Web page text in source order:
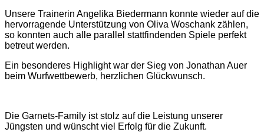
Unsere Trainerin Angelika Biedermann konnte wieder auf die
hervorragende Unterstützung von Oliva Woschank zählen,
so konnten auch alle parallel stattfindenden Spiele perfekt
betreut werden.
Ein besonderes Highlight war der Sieg von Jonathan Auer
beim Wurfwettbewerb, herzlichen Glückwunsch.
Die Garnets-Family ist stolz auf die Leistung unserer
Jüngsten und wünscht viel Erfolg für die Zukunft.